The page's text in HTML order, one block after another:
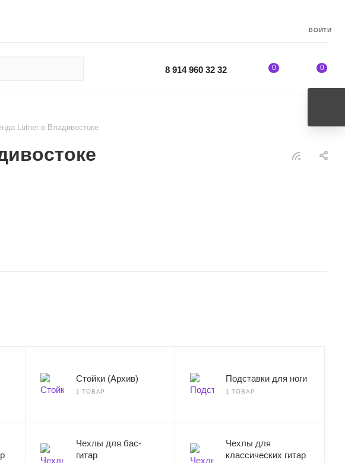
ВОЙТИ
8 914 960 32 32 0 0
Lutner в Владивостоке
Стойки (Архив)
1 ТОВАР
Подставки для ноги
1 ТОВАР
Чехлы для бас-
гитар
Чехлы для
классических гитар